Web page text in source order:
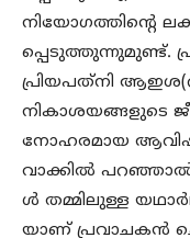
നിയോഗത്തിന്‍റെ
പ്പെടുത്തുന്നുമുണ്ട്.
പ്രിയപത്‌നി
നികാശയങ്ങളുടെ
നോഹരമായ
വാക്കില്‍
ള്‍ തമ്മിലുള്ള
യാണ് പ്രവാചകന്‍